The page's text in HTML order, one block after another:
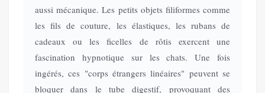
aussi mécanique. Les petits objets filiformes comme
les fils de couture, les élastiques, les rubans de
cadeaux ou les ficelles de rôtis exercent une
fascination hypnotique sur les chats. Une fois
ingérés, ces "corps étrangers linéaires" peuvent se
bloquer dans le tube digestif, provoquant des